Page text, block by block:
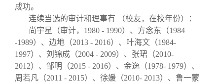
成功。
连续当选的审计和理事有 （校友，在校年份）：
尚宇星（审计，1980 - 1990）、方念东（1984
-1989）、边地（2013 - 2016）、叶海文（1984-
1997）、刘锦成（2004 - 2009）、张珺（2010-
2012）、邹明（2015 - 2016）、金逸（1978- 1979）、
周若凡（2011 - 2015）、徐媛（2010- 2013）、鲁一蒙